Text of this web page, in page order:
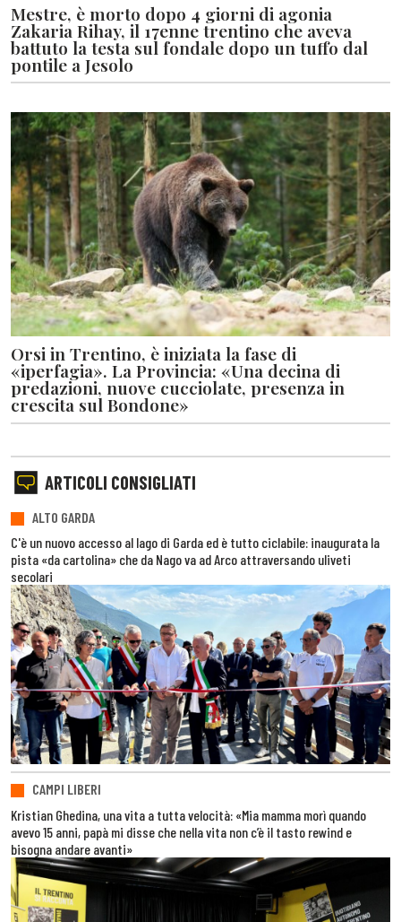
Mestre, è morto dopo 4 giorni di agonia
Zakaria Rihay, il 17enne trentino che aveva
battuto la testa sul fondale dopo un tuffo dal
pontile a Jesolo
Orsi in Trentino, è iniziata la fase di
«iperfagia». La Provincia: «Una decina di
predazioni, nuove cucciolate, presenza in
crescita sul Bondone»
ARTICOLI CONSIGLIATI
ALTO GARDA
C'è un nuovo accesso al lago di Garda ed è tutto ciclabile: inaugurata la
pista «da cartolina» che da Nago va ad Arco attraversando uliveti
secolari
CAMPI LIBERI
Kristian Ghedina, una vita a tutta velocità: «Mia mamma morì quando
avevo 15 anni, papà mi disse che nella vita non c’è il tasto rewind e
bisogna andare avanti»